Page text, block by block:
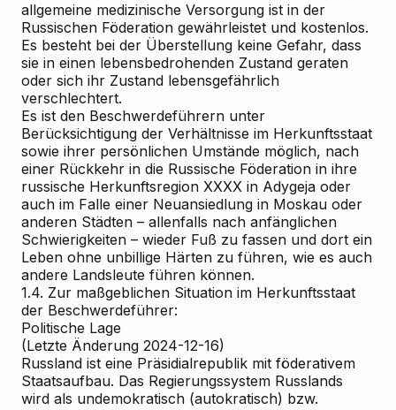
allgemeine medizinische Versorgung ist in der
Russischen Föderation gewährleistet und kostenlos.
Es besteht bei der Überstellung keine Gefahr, dass
sie in einen lebensbedrohenden Zustand geraten
oder sich ihr Zustand lebensgefährlich
verschlechtert.
Es ist den Beschwerdeführern unter
Berücksichtigung der Verhältnisse im Herkunftsstaat
sowie ihrer persönlichen Umstände möglich, nach
einer Rückkehr in die Russische Föderation in ihre
russische Herkunftsregion XXXX in Adygeja oder
auch im Falle einer Neuansiedlung in Moskau oder
anderen Städten – allenfalls nach anfänglichen
Schwierigkeiten – wieder Fuß zu fassen und dort ein
Leben ohne unbillige Härten zu führen, wie es auch
andere Landsleute führen können.
1.4. Zur maßgeblichen Situation im Herkunftsstaat
der Beschwerdeführer:
Politische Lage
(Letzte Änderung 2024-12-16)
Russland ist eine Präsidialrepublik mit föderativem
Staatsaufbau. Das Regierungssystem Russlands
wird als undemokratisch (autokratisch) bzw.